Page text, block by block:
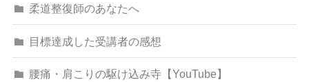
柔道整復師のあなたへ
目標達成した受講者の感想
腰痛・肩こりの駆け込み寺【YouTube】